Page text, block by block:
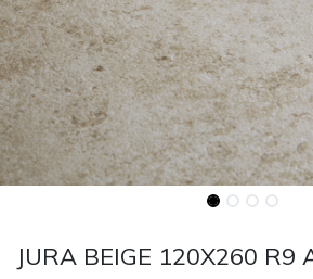
JURA BEIGE 120X260 R9